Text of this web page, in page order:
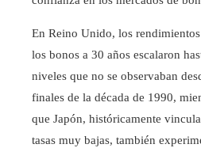
En Reino Unido, los rendimientos
los bonos a 30 años escalaron
niveles que no se observaban
finales de la década de 1990,
que Japón, históricamente
tasas muy bajas, también